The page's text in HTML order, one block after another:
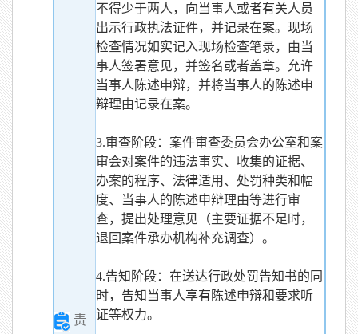
责
不得少于两人，向当事人或者有关人员
出示行政执法证件，并记录在案。现场
检查情况如实记入现场检查笔录，由当
事人签署意见，并签名或者盖章。允许
当事人陈述申辩，并将当事人的陈述申
辩理由记录在案。
3.审查阶段：案件审查委员会办公室和案
审会对案件的违法事实、收集的证据、
办案的程序、法律适用、处罚种类和幅
度、当事人的陈述申辩理由等进行审
查，提出处理意见（主要证据不足时，
退回案件承办机构补充调查）。
4.告知阶段：在送达行政处罚告知书的同
时，告知当事人享有陈述申辩和要求听
证等权力。